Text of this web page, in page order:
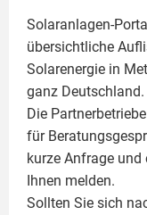
Solaranlagen-
übersichtliche
Solarenergie in
ganz Deutschland.
Die
für
kurze Anfrage
Ihnen melden.
Sollten Sie sich